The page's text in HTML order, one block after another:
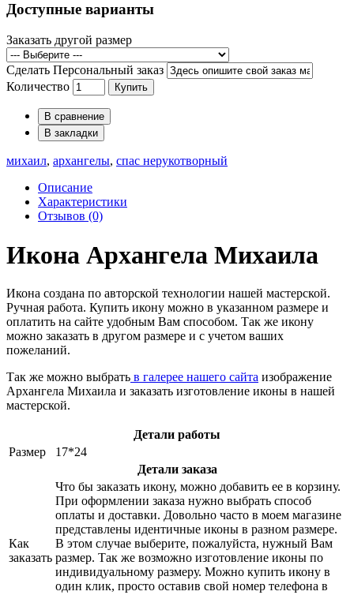
Доступные варианты
Заказать другой размер
Сделать Персональный заказ
Количество
Купить
В сравнение
В закладки
михаил, архангелы, спас нерукотворный
Описание
Характеристики
Отзывов (0)
Икона Архангела Михаила
Икона создана по авторской технологии нашей мастерской.
Ручная работа. Купить икону можно в указанном размере и
оплатить на сайте удобным Вам способом. Так же икону
можно заказать в другом размере и с учетом ваших
пожеланий.
Так же можно выбрать в галерее нашего сайта изображение
Архангела Михаила и заказать изготовление иконы в нашей
мастерской.
Детали работы
Размер
17*24
Детали заказа
Как
заказать
Что бы заказать икону, можно добавить ее в корзину.
При оформлении заказа нужно выбрать способ
оплаты и доставки. Довольно часто в моем магазине
представлены идентичные иконы в разном размере.
В этом случае выберите, пожалуйста, нужный Вам
размер. Так же возможно изготовление иконы по
индивидуальному размеру. Можно купить икону в
один клик, просто оставив свой номер телефона в